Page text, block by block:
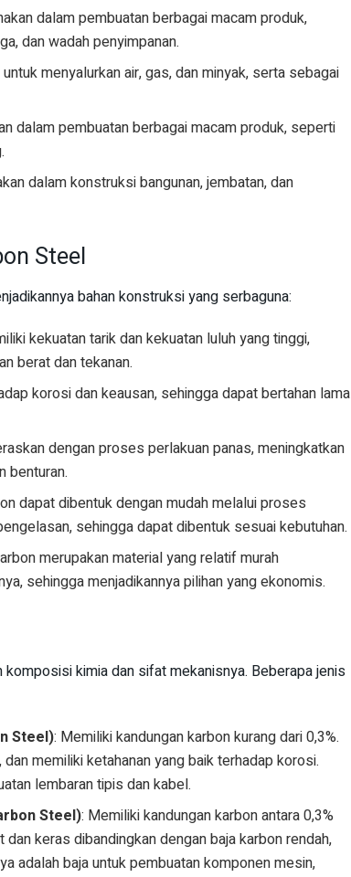
dalam pembuatan berbagai macam produk,
dan wadah penyimpanan.
untuk menyalurkan air, gas, dan minyak, serta sebagai
dalam pembuatan berbagai macam produk, seperti
dalam konstruksi bangunan, jembatan, dan
Steel
bahan konstruksi yang serbaguna:
kekuatan tarik dan kekuatan luluh yang tinggi,
berat dan tekanan.
korosi dan keausan, sehingga dapat bertahan lama
dengan proses perlakuan panas, meningkatkan
benturan.
dapat dibentuk dengan mudah melalui proses
sehingga dapat dibentuk sesuai kebutuhan.
merupakan material yang relatif murah
sehingga menjadikannya pilihan yang ekonomis.
kimia dan sifat mekanisnya. Beberapa jenis
Steel): Memiliki kandungan karbon kurang dari 0,3%.
memiliki ketahanan yang baik terhadap korosi.
lembaran tipis dan kabel.
Steel): Memiliki kandungan karbon antara 0,3%
dan keras dibandingkan dengan baja karbon rendah,
adalah baja untuk pembuatan komponen mesin,